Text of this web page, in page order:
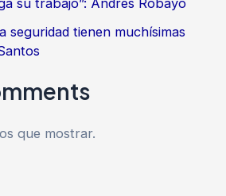
seguridad tienen muchísimas
que mostrar.